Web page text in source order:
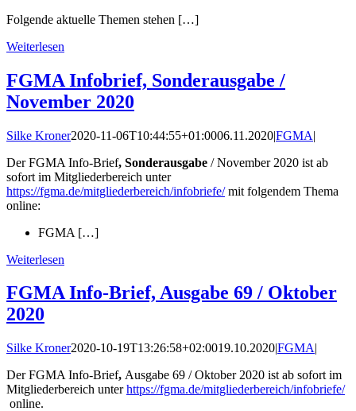
Folgende aktuelle Themen stehen […]
Weiterlesen
FGMA Infobrief, Sonderausgabe /
November 2020
Silke Kroner2020-11-06T10:44:55+01:0006.11.2020|FGMA|
Der FGMA Info-Brief, Sonderausgabe / November 2020 ist ab
sofort im Mitgliederbereich unter
https://fgma.de/mitgliederbereich/infobriefe/mit folgendem Thema
online:
FGMA […]
Weiterlesen
FGMA Info-Brief, Ausgabe 69 / Oktober
2020
Silke Kroner2020-10-19T13:26:58+02:0019.10.2020|FGMA|
Der FGMA Info-Brief, Ausgabe 69 / Oktober 2020 ist ab sofort im
Mitgliederbereich unterhttps://fgma.de/mitgliederbereich/infobriefe/
online.